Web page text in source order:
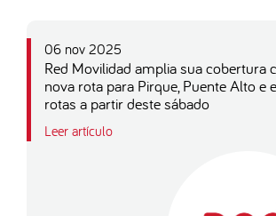
06 nov 2025
Red Movilidad amplia sua cobertura
nova rota para Pirque, Puente Alto e
rotas a partir deste sábado
Leer artículo